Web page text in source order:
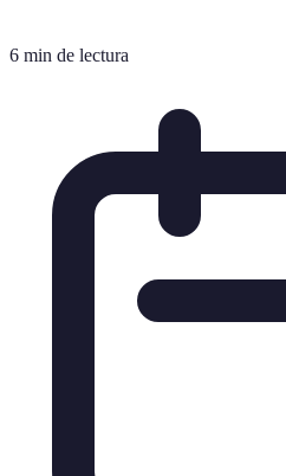
6 min de lectura